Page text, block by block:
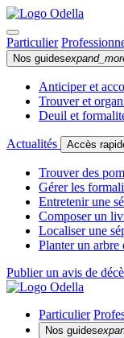
Particulier
Nos guides
Anticiper et
Trouver et
Deuil et
Actualités Accès
Trouver des
Gérer les
Entretenir une
Composer un
Localiser une
Planter un arbre
Publier un avis de
Particulier
Nos guides